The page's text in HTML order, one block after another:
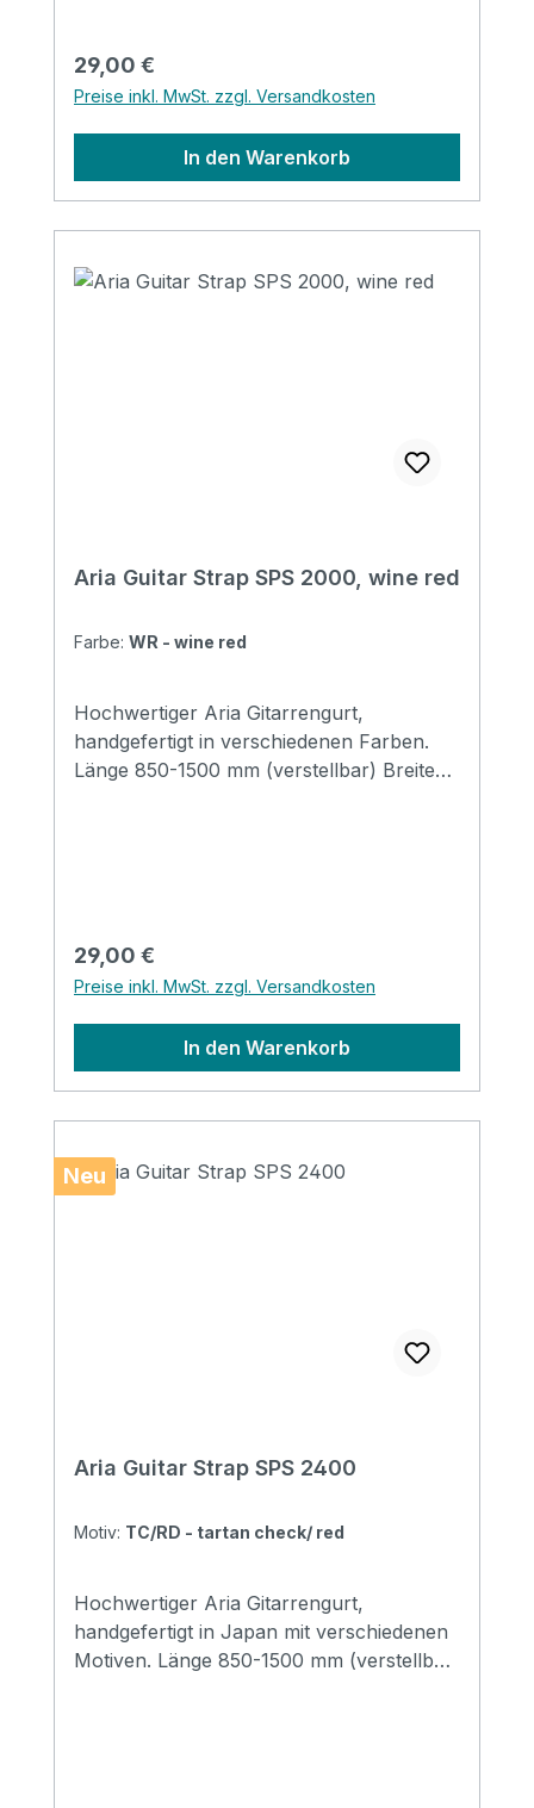
Regulärer Preis:
29,00 €
Preise inkl. MwSt. zzgl. Versandkosten
In den Warenkorb
Aria Guitar Strap SPS 2000, wine red
Farbe: WR - wine red
Hochwertiger Aria Gitarrengurt,
handgefertigt in verschiedenen Farben.
Länge 850-1500 mm (verstellbar) Breite
Regulärer Preis:
29,00 €
Preise inkl. MwSt. zzgl. Versandkosten
In den Warenkorb
Neu
Aria Guitar Strap SPS 2400
Motiv: TC/RD - tartan check/ red
Hochwertiger Aria Gitarrengurt,
handgefertigt in Japan mit verschiedenen
Motiven. Länge 850-1500 mm (verstellbar)